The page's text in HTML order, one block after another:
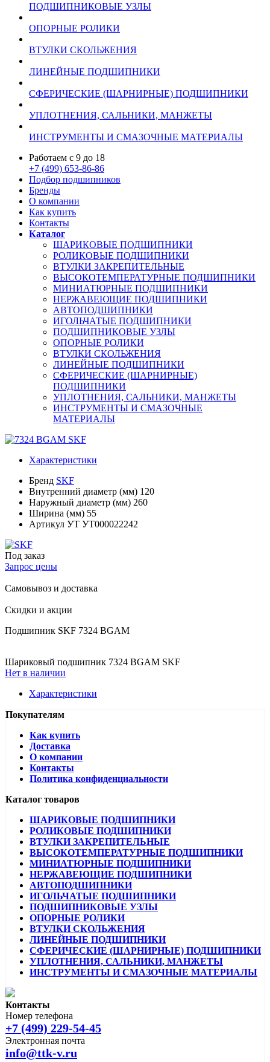
ПОДШИПНИКОВЫЕ УЗЛЫ
ОПОРНЫЕ РОЛИКИ
ВТУЛКИ СКОЛЬЖЕНИЯ
ЛИНЕЙНЫЕ ПОДШИПНИКИ
СФЕРИЧЕСКИЕ (ШАРНИРНЫЕ) ПОДШИПНИКИ
УПЛОТНЕНИЯ, САЛЬНИКИ, МАНЖЕТЫ
ИНСТРУМЕНТЫ И СМАЗОЧНЫЕ МАТЕРИАЛЫ
Работаем с 9 до 18
+7 (499) 653-86-86
Подбор подшипников
Бренды
О компании
Как купить
Контакты
Каталог
ШАРИКОВЫЕ ПОДШИПНИКИ
РОЛИКОВЫЕ ПОДШИПНИКИ
ВТУЛКИ ЗАКРЕПИТЕЛЬНЫЕ
ВЫСОКОТЕМПЕРАТУРНЫЕ ПОДШИПНИКИ
МИНИАТЮРНЫЕ ПОДШИПНИКИ
НЕРЖАВЕЮЩИЕ ПОДШИПНИКИ
АВТОПОДШИПНИКИ
ИГОЛЬЧАТЫЕ ПОДШИПНИКИ
ПОДШИПНИКОВЫЕ УЗЛЫ
ОПОРНЫЕ РОЛИКИ
ВТУЛКИ СКОЛЬЖЕНИЯ
ЛИНЕЙНЫЕ ПОДШИПНИКИ
СФЕРИЧЕСКИЕ (ШАРНИРНЫЕ)
ПОДШИПНИКИ
УПЛОТНЕНИЯ, САЛЬНИКИ, МАНЖЕТЫ
ИНСТРУМЕНТЫ И СМАЗОЧНЫЕ
МАТЕРИАЛЫ
Характеристики
Бренд SKF
Внутренний диаметр (мм) 120
Наружный диаметр (мм) 260
Ширина (мм) 55
Артикул УТ УТ000022242
Под заказ
Запрос цены
Самовывоз и доставка
Скидки и акции
Подшипник SKF 7324 BGAM
Шариковый подшипник 7324 BGAM SKF
Нет в наличии
Характеристики
Покупателям
Как купить
Доставка
О компании
Контакты
Политика конфиденциальности
Каталог товаров
ШАРИКОВЫЕ ПОДШИПНИКИ
РОЛИКОВЫЕ ПОДШИПНИКИ
ВТУЛКИ ЗАКРЕПИТЕЛЬНЫЕ
ВЫСОКОТЕМПЕРАТУРНЫЕ ПОДШИПНИКИ
МИНИАТЮРНЫЕ ПОДШИПНИКИ
НЕРЖАВЕЮЩИЕ ПОДШИПНИКИ
АВТОПОДШИПНИКИ
ИГОЛЬЧАТЫЕ ПОДШИПНИКИ
ПОДШИПНИКОВЫЕ УЗЛЫ
ОПОРНЫЕ РОЛИКИ
ВТУЛКИ СКОЛЬЖЕНИЯ
ЛИНЕЙНЫЕ ПОДШИПНИКИ
СФЕРИЧЕСКИЕ (ШАРНИРНЫЕ) ПОДШИПНИКИ
УПЛОТНЕНИЯ, САЛЬНИКИ, МАНЖЕТЫ
ИНСТРУМЕНТЫ И СМАЗОЧНЫЕ МАТЕРИАЛЫ
Контакты
Номер телефона
+7 (499) 229-54-45
Электронная почта
info@ttk-v.ru